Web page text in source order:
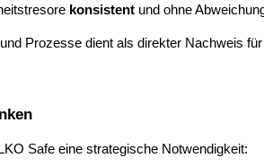
konsistentund ohne
Prozesse dient als direkter Nachweis
Safe eine strategische Notwendigkeit: